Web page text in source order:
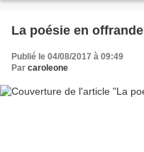
La poésie en offrande
Publié le 04/08/2017 à 09:49
Par caroleone